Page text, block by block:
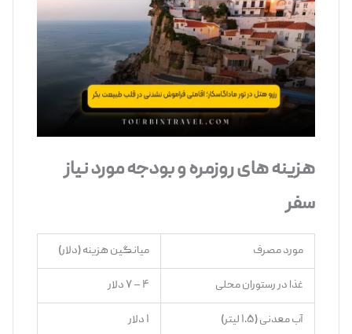
هزینه‌ های روزمره و بودجه مورد نیاز
سفر
مورد مصرف میانگین هزینه (دلار)
غذا در رستوران محلی
آب معدنی (۱.۵ لیتر)